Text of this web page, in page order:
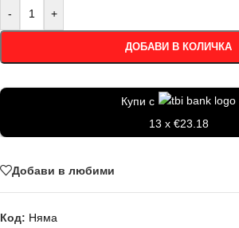
- +
ДОБАВИ В КОЛИЧКА
Купи с
13 x €23.18
Добави в любими
Код: Няма